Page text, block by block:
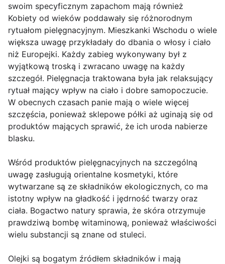
swoim specyficznym zapachom mają również
Kobiety od wieków poddawały się różnorodnym
rytuałom pielęgnacyjnym. Mieszkanki Wschodu o wiele
większa uwagę przykładały do dbania o włosy i ciało
niż Europejki. Każdy zabieg wykonywany był z
wyjątkową troską i zwracano uwagę na każdy
szczegół. Pielęgnacja traktowana była jak relaksujący
rytuał mający wpływ na ciało i dobre samopoczucie.
W obecnych czasach panie mają o wiele więcej
szczęścia, ponieważ sklepowe półki aż uginają się od
produktów mających sprawić, że ich uroda nabierze
blasku.
Wśród produktów pielęgnacyjnych na szczególną
uwagę zasługują orientalne kosmetyki, które
wytwarzane są ze składników ekologicznych, co ma
istotny wpływ na gładkość i jędrność twarzy oraz
ciała. Bogactwo natury sprawia, że skóra otrzymuje
prawdziwą bombę witaminową, ponieważ właściwości
wielu substancji są znane od stuleci.
Olejki są bogatym źródłem składników i mają